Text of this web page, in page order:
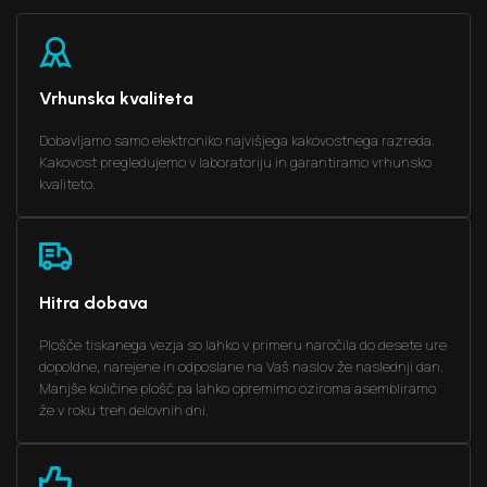
2
1
0
3
2
1
5
4
3
1
0
1
0
1
0
Vrhunska kvaliteta
Dobavljamo samo elektroniko najvišjega kakovostnega razreda.
Kakovost pregledujemo v laboratoriju in garantiramo vrhunsko
kvaliteto.
Hitra dobava
Plošče tiskanega vezja so lahko v primeru naročila do desete ure
dopoldne, narejene in odposlane na Vaš naslov že naslednji dan.
Manjše količine plošč pa lahko opremimo oziroma asembliramo
že v roku treh delovnih dni.